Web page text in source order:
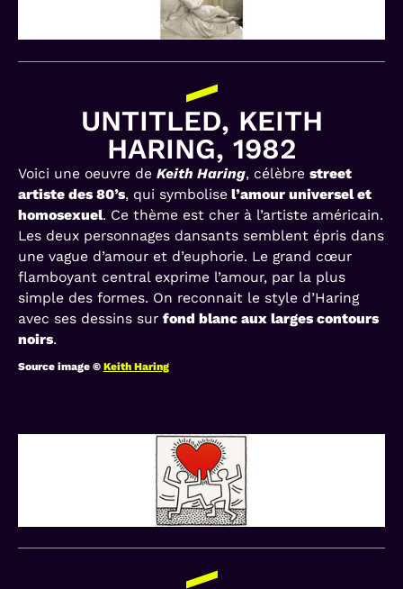
UNTITLED, KEITH
HARING, 1982
Voici une oeuvre de Keith Haring, célèbre street
artiste des 80’s, qui symbolisel’amour universel et
homosexuel. Ce thème est cher à l’artiste américain.
Les deux personnages dansants semblent épris dans
une vague d’amour et d’euphorie. Le grand cœur
flamboyant central exprime l’amour, par la plus
simple des formes. On reconnait le style d’Haring
avec ses dessins sur fond blanc aux larges contours
noirs.
Source image © Keith Haring